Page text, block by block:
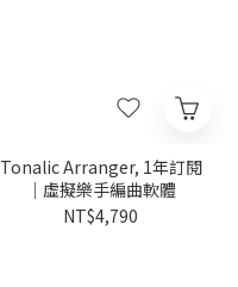
Tonalic Arranger, 1年訂閱
｜虛擬樂手編曲軟體
NT$4,790